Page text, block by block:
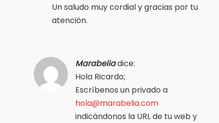
Un saludo muy cordial y gracias por tu
atención.
Marabeliadice:
Hola Ricardo;
Escríbenos un privado a
hola@marabelia.com
indicándonos la URL de tu web y